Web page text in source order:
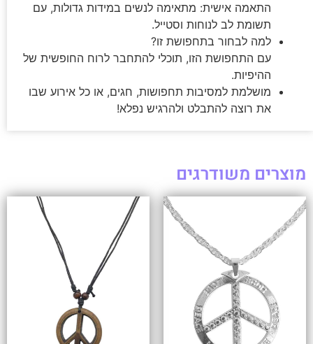
התאמה אישית: מתאימה לנשים במידות גדולות, עם
תשומת לב לנוחות וסטייל.
למה לבחור בתחפושת זו?
עם התחפושת הזו, תוכלי להתחבר לרוח החופשית של
ההיפיות.
מושלמת למסיבות תחפושות, חגים, או כל אירוע שבו
את רוצה להתבלט ולהרגיש נפלא!
מוצרים משודרגים